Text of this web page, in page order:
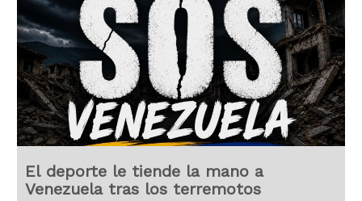
El deporte le tiende la mano a
Venezuela tras los terremotos